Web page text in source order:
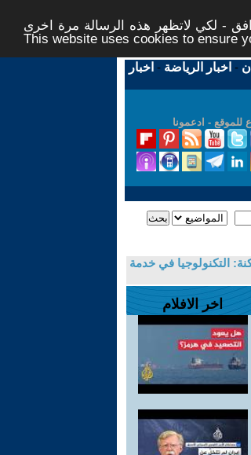
- لكي لاتظهر هذه الرسالة مرة اخرى -
This website uses cookies to ensure
- اخبار الرياضة - اخبار
للموقع - ادعمونا
التكنولوجيا في خدمة
اخر الافلام